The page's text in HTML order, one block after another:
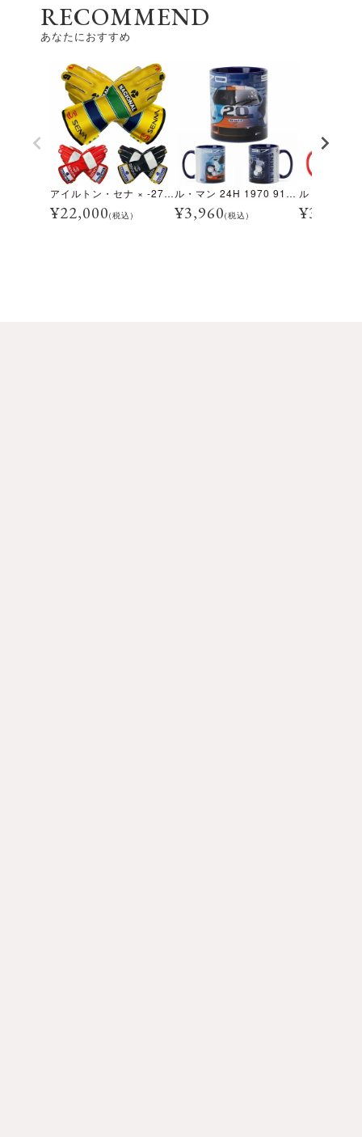
RECOMMEND
あなたにおすすめ
アイルトン・セナ × -273 レーシンググローブ
¥22,000(税込)
ル・マン 24H 1970 917K マグカップ
¥3,960(税込) ¥3,960